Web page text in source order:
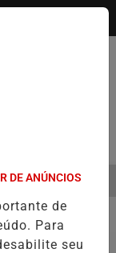
A SER
MENU
DE ANÚNCIOS
de
Para
seu